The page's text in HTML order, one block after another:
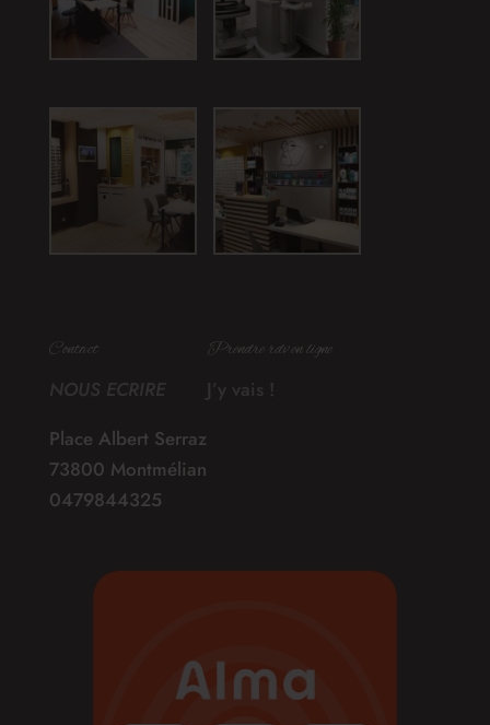
Contact
NOUS ECRIRE
Place Albert Serraz
73800 Montmélian
0479844325
Prendre rdv en ligne
J’y vais !